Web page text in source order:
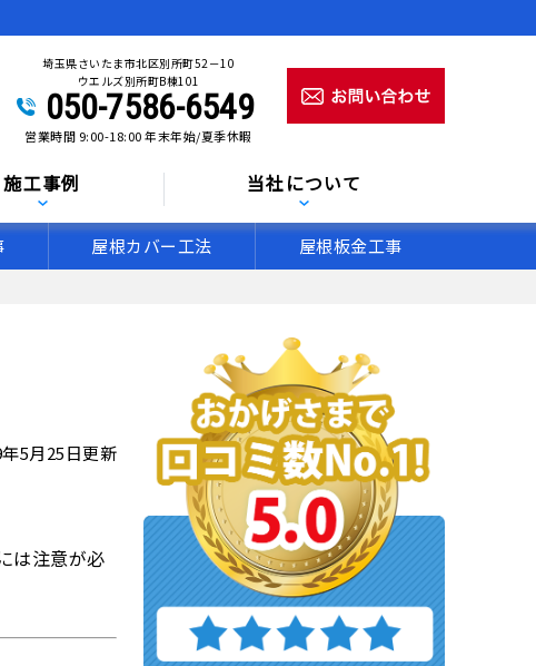
埼玉県さいたま市北区別所町52－10
ウエルズ別所町B棟101
050-7586-6549
営業時間 9:00-18:00 年末年始/夏季休暇
施工事例 当社について
屋根カバー工法 屋根板金工事
5月25日更新
は注意が必